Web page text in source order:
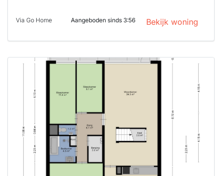
Via Go Home Aangeboden sinds 3:56 Bekijk woning
al verhuurd
Om kans te
reageren.
Stekkies helpt